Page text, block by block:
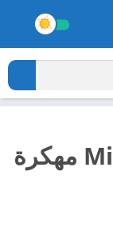
تحميل لعبة Mighty Party مهكرة